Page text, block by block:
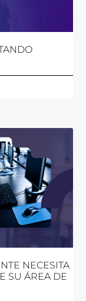
NECESITA
SU ÁREA DE